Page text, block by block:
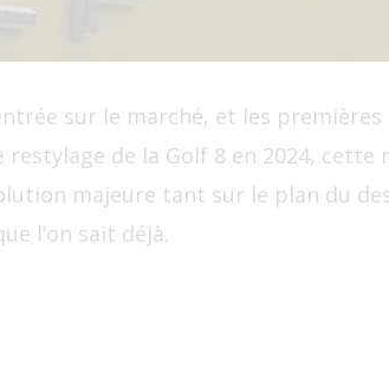
sur le marché, et les premières
de la Golf 8 en 2024, cette
majeure tant sur le plan du
l’on sait déjà.